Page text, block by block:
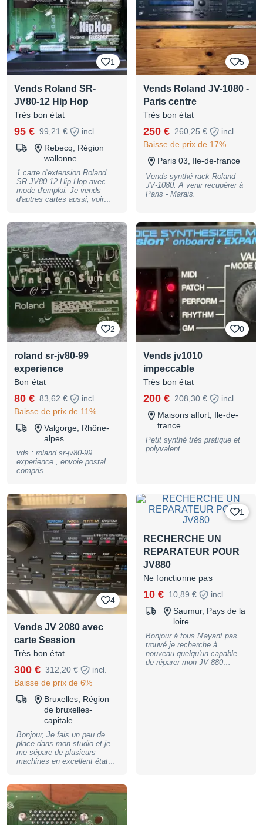
1
Vends Roland SR-
JV80-12 Hip Hop
Très bon état
95 € 99,21 €
incl.
Rebecq, Région
wallonne
1 carte d'extension Roland
SR-JV80-12 Hip Hop avec
mode d'emploi. Je vends
d'autres cartes aussi, voir
5
Vends Roland JV-1080 -
Paris centre
Très bon état
250 € 260,25 €
incl.
Baisse de prix de 17%
Paris 03, Ile-de-france
Vends synthé rack Roland
JV-1080. A venir recupérer à
Paris - Marais.
2
roland sr-jv80-99
experience
Bon état
80 € 83,62 €
incl.
Baisse de prix de 11%
Valgorge, Rhône-
alpes
vds : roland sr-jv80-99
experience , envoie postal
compris.
0
Vends jv1010
impeccable
Très bon état
200 € 208,30 €
incl.
Maisons alfort, Ile-de-
france
Petit synthé très pratique et
polyvalent.
4
Vends JV 2080 avec
carte Session
Très bon état
300 € 312,20 €
incl.
Baisse de prix de 6%
Bruxelles, Région
de bruxelles-
capitale
Bonjour, Je fais un peu de
place dans mon studio et je
me sépare de plusieurs
machines en excellent état.
Synthés & Modules • Korg
X5D – Clavier 61 touches,
sons années 90 → 250 € •
Roland JV-2080 – Module
rack 64 voix + carte Session
1
RECHERCHE UN
REPARATEUR POUR
JV880
Ne fonctionne pas
10 € 10,89 €
incl.
Saumur, Pays de la
loire
Bonjour à tous N'ayant pas
trouvé je recherche à
nouveau quelqu'un capable
de réparer mon JV 880